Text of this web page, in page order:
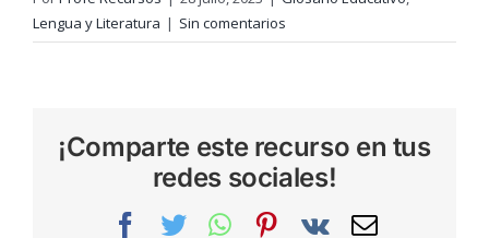
Lengua y Literatura | Sin comentarios
¡Comparte este recurso en tus
redes sociales!
Facebook
TwitterWhatsAppPinterest
Vk
Correo